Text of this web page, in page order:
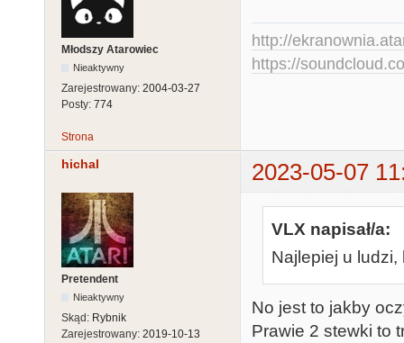
Młodszy Atarowiec
Nieaktywny
Zarejestrowany: 2004-03-27
Posty: 774
http://
https://
Strona
hichal 2023-05-07
Pretendent
Nieaktywny
Skąd: Rybnik
Zarejestrowany: 2019-10-13
VLX napisał/a:
Najlepiej u
No jest to jakby
Prawie 2 stewki to